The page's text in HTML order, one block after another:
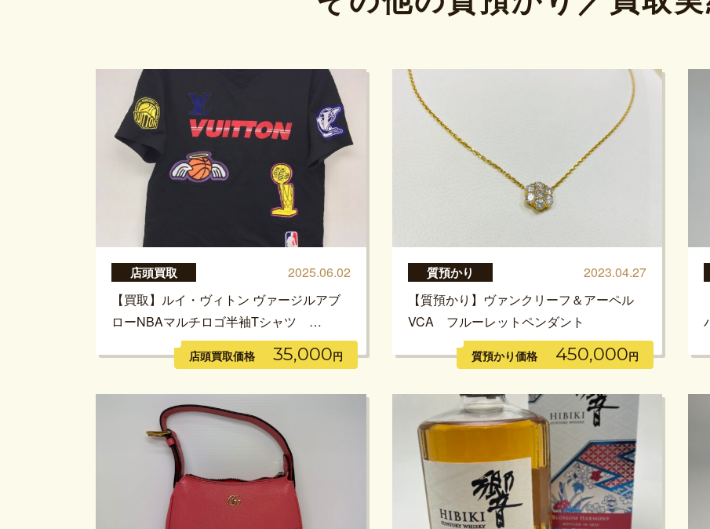
店頭買取
2025.06.02
【買取】ルイ・ヴィトン ヴァージルアブ
ローNBAマルチロゴ半袖Tシャツ …
店頭買取価格 35,000円
質預かり
2023.04.27
【質預かり】ヴァンクリーフ＆アーペル
VCA フルーレットペンダント
質預かり価格 450,000円